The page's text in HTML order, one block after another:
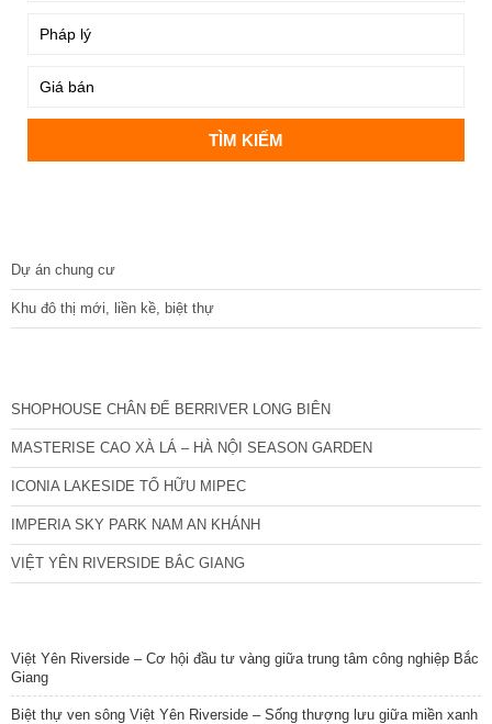
Dự án chung cư
Khu đô thị mới, liền kề, biệt thự
SHOPHOUSE CHÂN ĐẾ BERRIVER LONG BIÊN
MASTERISE CAO XÀ LÁ – HÀ NỘI SEASON GARDEN
ICONIA LAKESIDE TỐ HỮU MIPEC
IMPERIA SKY PARK NAM AN KHÁNH
VIỆT YÊN RIVERSIDE BẮC GIANG
Việt Yên Riverside – Cơ hội đầu tư vàng giữa trung tâm công nghiệp Bắc
Giang
Biệt thự ven sông Việt Yên Riverside – Sống thượng lưu giữa miền xanh